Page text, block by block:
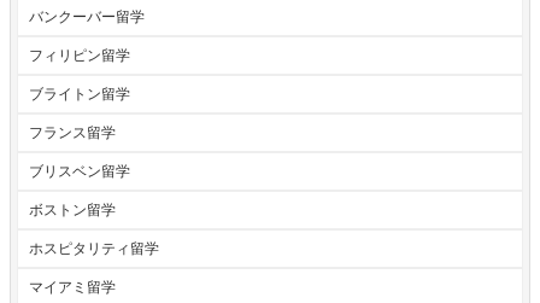
バンクーバー留学
フィリピン留学
ブライトン留学
フランス留学
ブリスベン留学
ボストン留学
ホスピタリティ留学
マイアミ留学